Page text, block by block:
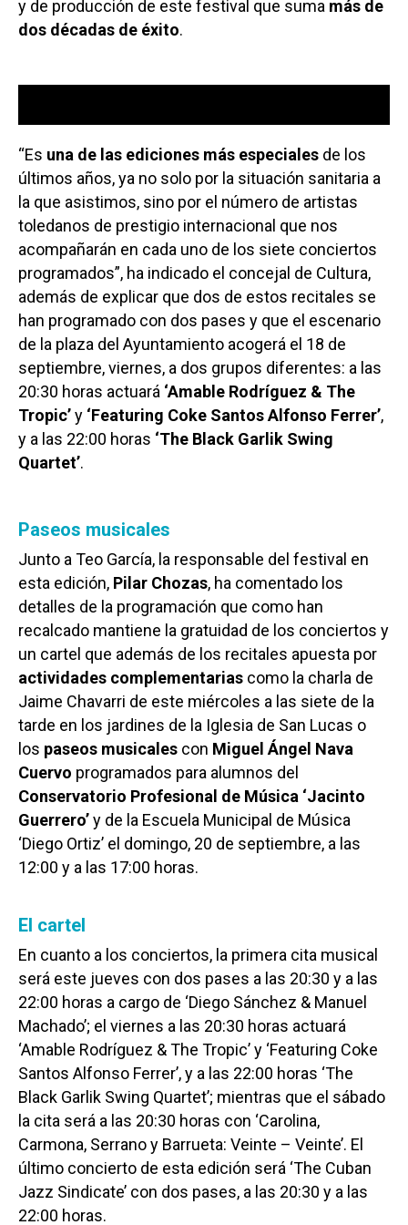
y de producción de este festival que suma más de
dos décadas de éxito.
“Es una de las ediciones más especiales de los
últimos años, ya no solo por la situación sanitaria a
la que asistimos, sino por el número de artistas
toledanos de prestigio internacional que nos
acompañarán en cada uno de los siete conciertos
programados”, ha indicado el concejal de Cultura,
además de explicar que dos de estos recitales se
han programado con dos pases y que el escenario
de la plaza del Ayuntamiento acogerá el 18 de
septiembre, viernes, a dos grupos diferentes: a las
20:30 horas actuará ‘Amable Rodríguez & The
Tropic’y ‘Featuring Coke Santos Alfonso Ferrer’,
y a las 22:00 horas ‘The Black Garlik Swing
Quartet’.
Paseos musicales
Junto a Teo García, la responsable del festival en
esta edición, Pilar Chozas, ha comentado los
detalles de la programación que como han
recalcado mantiene la gratuidad de los conciertos y
un cartel que además de los recitales apuesta por
actividades complementarias como la charla de
Jaime Chavarri de este miércoles a las siete de la
tarde en los jardines de la Iglesia de San Lucas o
los paseos musicales con Miguel Ángel Nava
Cuervo programados para alumnos del
Conservatorio Profesional de Música ‘Jacinto
Guerrero’y de la Escuela Municipal de Música
‘Diego Ortiz’ el domingo, 20 de septiembre, a las
12:00 y a las 17:00 horas.
El cartel
En cuanto a los conciertos, la primera cita musical
será este jueves con dos pases a las 20:30 y a las
22:00 horas a cargo de ‘Diego Sánchez & Manuel
Machado’; el viernes a las 20:30 horas actuará
‘Amable Rodríguez & The Tropic’ y ‘Featuring Coke
Santos Alfonso Ferrer’, y a las 22:00 horas ‘The
Black Garlik Swing Quartet’; mientras que el sábado
la cita será a las 20:30 horas con ‘Carolina,
Carmona, Serrano y Barrueta: Veinte – Veinte’. El
último concierto de esta edición será ‘The Cuban
Jazz Sindicate’ con dos pases, a las 20:30 y a las
22:00 horas.